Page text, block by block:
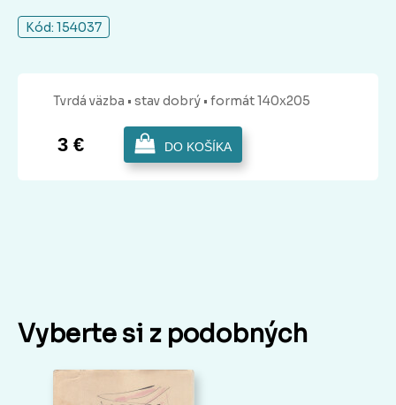
Kód: 154037
Tvrdá väzba • stav dobrý • formát 140x205
3 € DO KOŠÍKA
Vyberte si z podobných